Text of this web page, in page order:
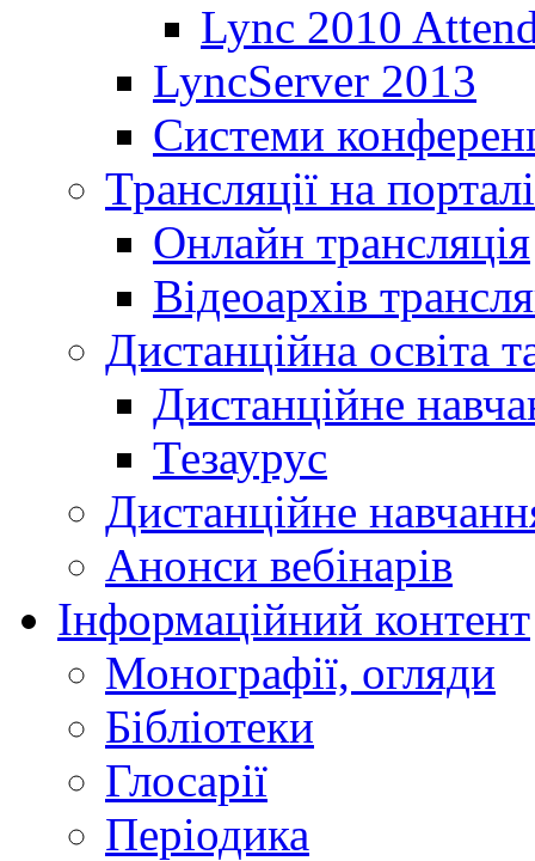
Lync 2010
LyncServer 2013
Системи
Трансляції на порталі
Онлайн трансляція
Відеоархів
Дистанційна освіта
Дистанційне
Тезаурус
Дистанційне
Анонси вебінарів
Інформаційний контент
Монографії, огляди
Бібліотеки
Глосарії
Періодика